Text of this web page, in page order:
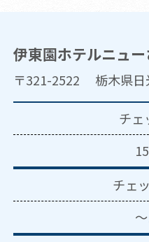
伊東園ホテルニュー
〒321-2522 栃木県日
チェ
チェ